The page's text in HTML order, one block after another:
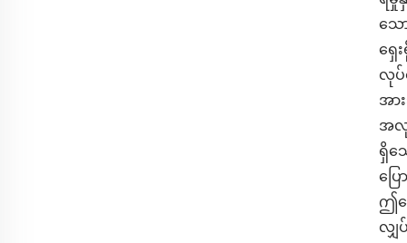
သေ
ရှေ
လုပ်
အာ
အလု
ရှိသ
ပြ
ဤလ
လျှ